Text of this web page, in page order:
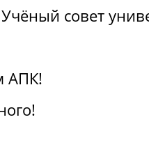
Учёный совет
АПК!